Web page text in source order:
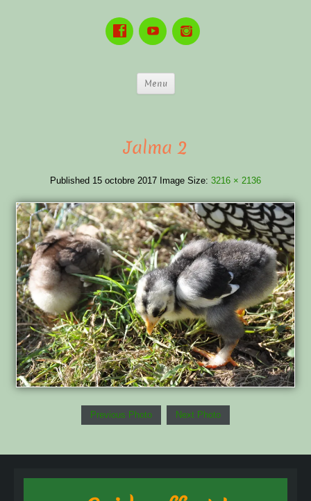
Menu
Jalma 2
Published 15 octobre 2017 Image Size: 3216 × 2136
Previous Photo Next Photo